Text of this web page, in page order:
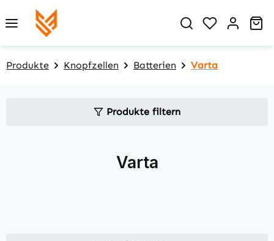
Zum Hauptinhalt springen
Du hast 0
Produkte Knopfzellen Batterien Varta
Produkte filtern
Varta